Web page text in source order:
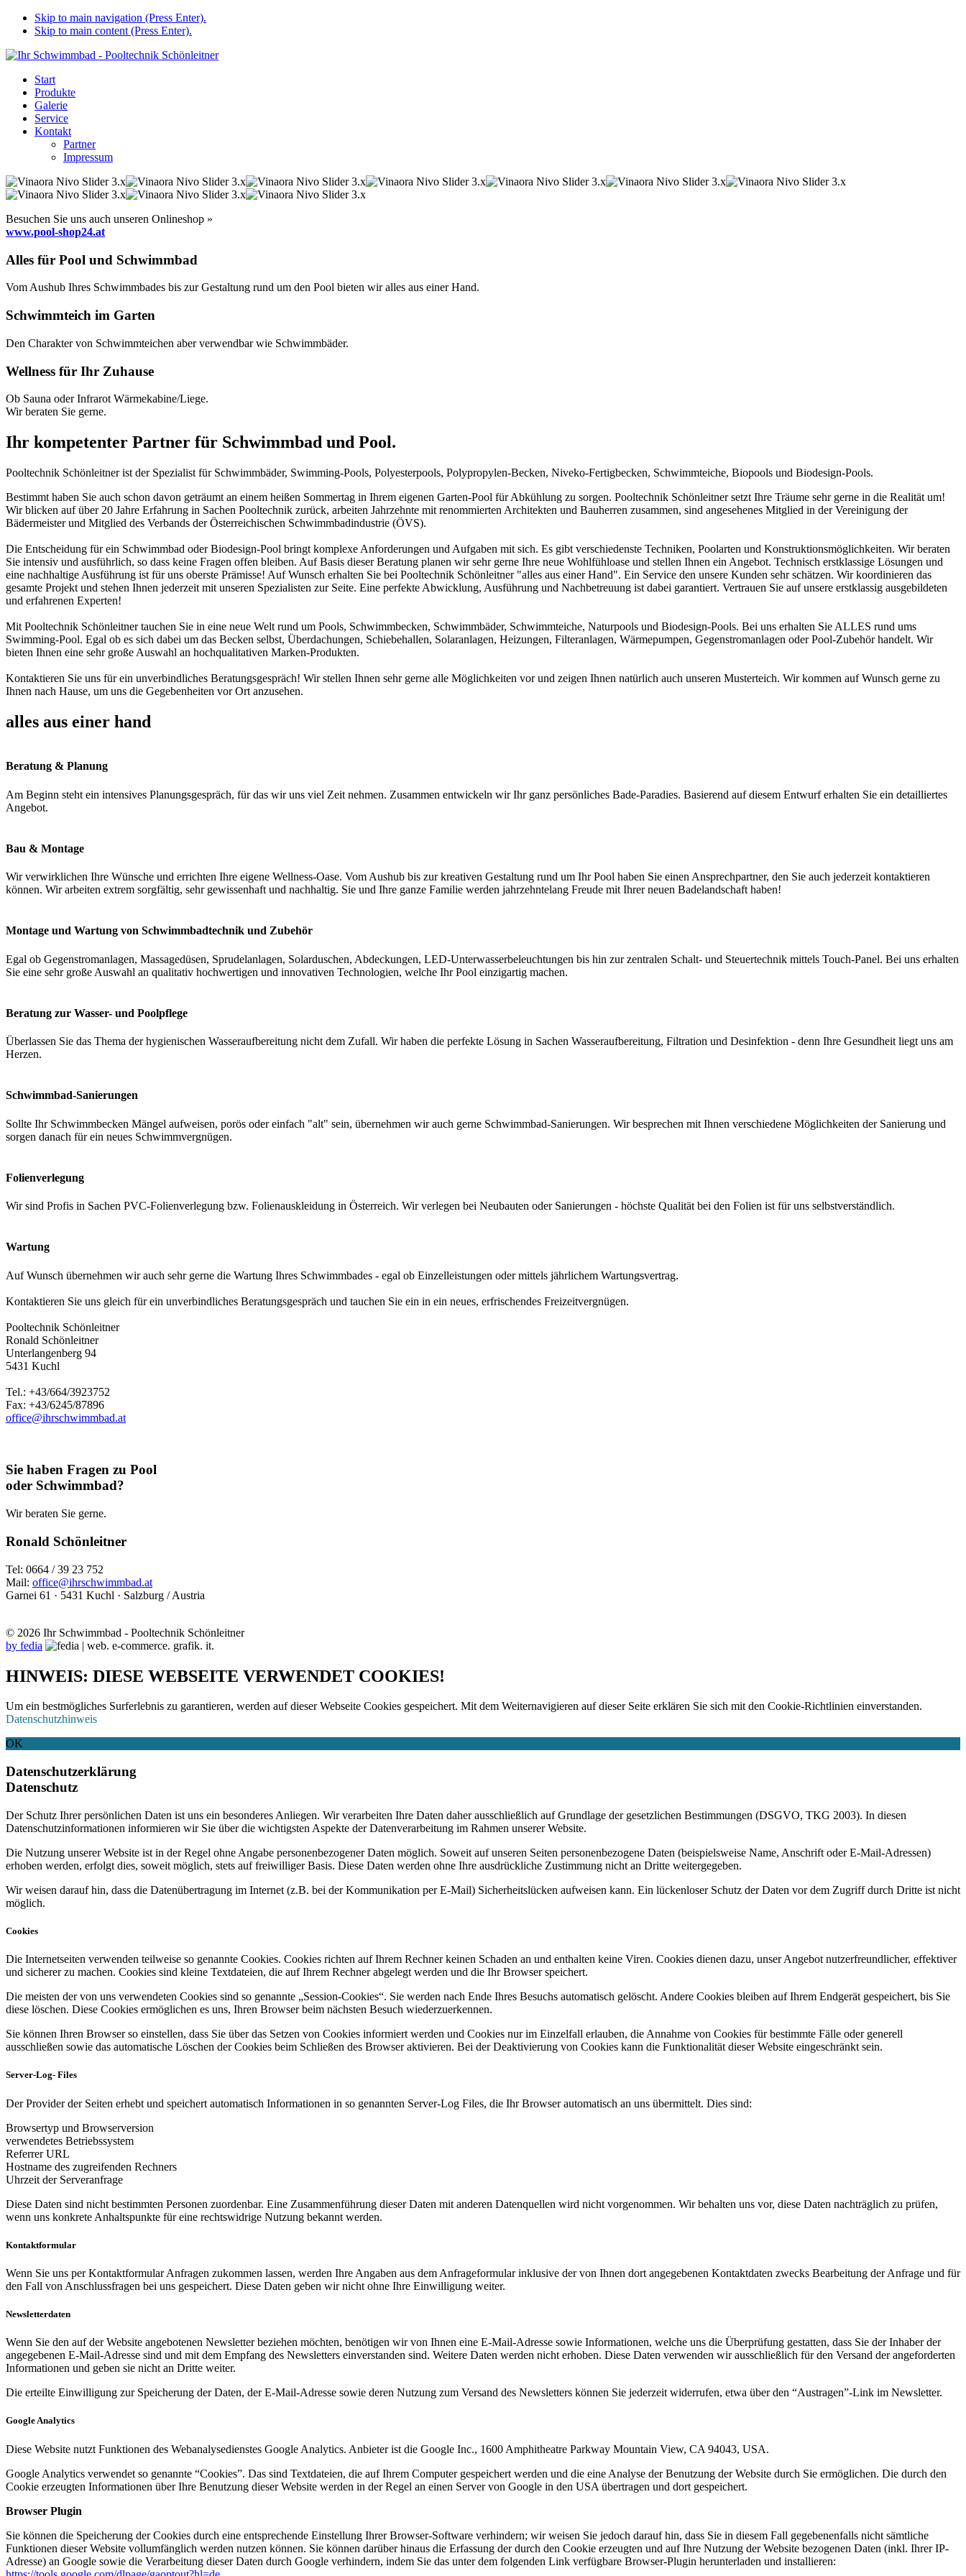
Skip to main navigation (Press Enter).
Skip to main content (Press Enter).
Start
Produkte
Galerie
Service
Kontakt
Partner
Impressum
Besuchen Sie uns auch unseren Onlineshop »
www.pool-shop24.at
Alles für Pool und Schwimmbad
Vom Aushub Ihres Schwimmbades bis zur Gestaltung rund um den Pool bieten wir alles aus einer Hand.
Schwimmteich im Garten
Den Charakter von Schwimmteichen aber verwendbar wie Schwimmbäder.
Wellness für Ihr Zuhause
Ob Sauna oder Infrarot Wärmekabine/Liege.
Wir beraten Sie gerne.
Ihr kompetenter Partner für Schwimmbad und Pool.
Pooltechnik Schönleitner ist der Spezialist für Schwimmbäder, Swimming-Pools, Polyesterpools, Polypropylen-Becken, Niveko-Fertigbecken, Schwimmteiche, Biopools und Biodesign-Pools.
Bestimmt haben Sie auch schon davon geträumt an einem heißen Sommertag in Ihrem eigenen Garten-Pool für Abkühlung zu sorgen. Pooltechnik Schönleitner setzt Ihre Träume sehr gerne in die Realität um!
Wir blicken auf über 20 Jahre Erfahrung in Sachen Pooltechnik zurück, arbeiten Jahrzehnte mit renommierten Architekten und Bauherren zusammen, sind angesehenes Mitglied in der Vereinigung der
Bädermeister und Mitglied des Verbands der Österreichischen Schwimmbadindustrie (ÖVS).
Die Entscheidung für ein Schwimmbad oder Biodesign-Pool bringt komplexe Anforderungen und Aufgaben mit sich. Es gibt verschiedenste Techniken, Poolarten und Konstruktionsmöglichkeiten. Wir beraten
Sie intensiv und ausführlich, so dass keine Fragen offen bleiben. Auf Basis dieser Beratung planen wir sehr gerne Ihre neue Wohlfühloase und stellen Ihnen ein Angebot. Technisch erstklassige Lösungen und
eine nachhaltige Ausführung ist für uns oberste Prämisse! Auf Wunsch erhalten Sie bei Pooltechnik Schönleitner "alles aus einer Hand". Ein Service den unsere Kunden sehr schätzen. Wir koordinieren das
gesamte Projekt und stehen Ihnen jederzeit mit unseren Spezialisten zur Seite. Eine perfekte Abwicklung, Ausführung und Nachbetreuung ist dabei garantiert. Vertrauen Sie auf unsere erstklassig ausgebildeten
und erfahrenen Experten!
Mit Pooltechnik Schönleitner tauchen Sie in eine neue Welt rund um Pools, Schwimmbecken, Schwimmbäder, Schwimmteiche, Naturpools und Biodesign-Pools. Bei uns erhalten Sie ALLES rund ums
Swimming-Pool. Egal ob es sich dabei um das Becken selbst, Überdachungen, Schiebehallen, Solaranlagen, Heizungen, Filteranlagen, Wärmepumpen, Gegenstromanlagen oder Pool-Zubehör handelt. Wir
bieten Ihnen eine sehr große Auswahl an hochqualitativen Marken-Produkten.
Kontaktieren Sie uns für ein unverbindliches Beratungsgespräch! Wir stellen Ihnen sehr gerne alle Möglichkeiten vor und zeigen Ihnen natürlich auch unseren Musterteich. Wir kommen auf Wunsch gerne zu
Ihnen nach Hause, um uns die Gegebenheiten vor Ort anzusehen.
alles aus einer hand
Beratung & Planung
Am Beginn steht ein intensives Planungsgespräch, für das wir uns viel Zeit nehmen. Zusammen entwickeln wir Ihr ganz persönliches Bade-Paradies. Basierend auf diesem Entwurf erhalten Sie ein detailliertes
Angebot.
Bau & Montage
Wir verwirklichen Ihre Wünsche und errichten Ihre eigene Wellness-Oase. Vom Aushub bis zur kreativen Gestaltung rund um Ihr Pool haben Sie einen Ansprechpartner, den Sie auch jederzeit kontaktieren
können. Wir arbeiten extrem sorgfältig, sehr gewissenhaft und nachhaltig. Sie und Ihre ganze Familie werden jahrzehntelang Freude mit Ihrer neuen Badelandschaft haben!
Montage und Wartung von Schwimmbadtechnik und Zubehör
Egal ob Gegenstromanlagen, Massagedüsen, Sprudelanlagen, Solarduschen, Abdeckungen, LED-Unterwasserbeleuchtungen bis hin zur zentralen Schalt- und Steuertechnik mittels Touch-Panel. Bei uns erhalten
Sie eine sehr große Auswahl an qualitativ hochwertigen und innovativen Technologien, welche Ihr Pool einzigartig machen.
Beratung zur Wasser- und Poolpflege
Überlassen Sie das Thema der hygienischen Wasseraufbereitung nicht dem Zufall. Wir haben die perfekte Lösung in Sachen Wasseraufbereitung, Filtration und Desinfektion - denn Ihre Gesundheit liegt uns am
Herzen.
Schwimmbad-Sanierungen
Sollte Ihr Schwimmbecken Mängel aufweisen, porös oder einfach "alt" sein, übernehmen wir auch gerne Schwimmbad-Sanierungen. Wir besprechen mit Ihnen verschiedene Möglichkeiten der Sanierung und
sorgen danach für ein neues Schwimmvergnügen.
Folienverlegung
Wir sind Profis in Sachen PVC-Folienverlegung bzw. Folienauskleidung in Österreich. Wir verlegen bei Neubauten oder Sanierungen - höchste Qualität bei den Folien ist für uns selbstverständlich.
Wartung
Auf Wunsch übernehmen wir auch sehr gerne die Wartung Ihres Schwimmbades - egal ob Einzelleistungen oder mittels jährlichem Wartungsvertrag.
Kontaktieren Sie uns gleich für ein unverbindliches Beratungsgespräch und tauchen Sie ein in ein neues, erfrischendes Freizeitvergnügen.
Pooltechnik Schönleitner
Ronald Schönleitner
Unterlangenberg 94
5431 Kuchl
Tel.: +43/664/3923752
Fax: +43/6245/87896
office@ihrschwimmbad.at
Sie haben Fragen zu Pool
oder Schwimmbad?
Wir beraten Sie gerne.
Ronald Schönleitner
Tel: 0664 / 39 23 752
Mail: office@ihrschwimmbad.at
Garnei 61 · 5431 Kuchl · Salzburg / Austria
© 2026 Ihr Schwimmbad - Pooltechnik Schönleitner
by fedia
HINWEIS: DIESE WEBSEITE VERWENDET COOKIES!
Um ein bestmögliches Surferlebnis zu garantieren, werden auf dieser Webseite Cookies gespeichert. Mit dem Weiternavigieren auf dieser Seite erklären Sie sich mit den Cookie-Richtlinien einverstanden.
Datenschutzhinweis
OK
Datenschutzerklärung
Datenschutz
Der Schutz Ihrer persönlichen Daten ist uns ein besonderes Anliegen. Wir verarbeiten Ihre Daten daher ausschließlich auf Grundlage der gesetzlichen Bestimmungen (DSGVO, TKG 2003). In diesen
Datenschutzinformationen informieren wir Sie über die wichtigsten Aspekte der Datenverarbeitung im Rahmen unserer Website.
Die Nutzung unserer Website ist in der Regel ohne Angabe personenbezogener Daten möglich. Soweit auf unseren Seiten personenbezogene Daten (beispielsweise Name, Anschrift oder E-Mail-Adressen)
erhoben werden, erfolgt dies, soweit möglich, stets auf freiwilliger Basis. Diese Daten werden ohne Ihre ausdrückliche Zustimmung nicht an Dritte weitergegeben.
Wir weisen darauf hin, dass die Datenübertragung im Internet (z.B. bei der Kommunikation per E-Mail) Sicherheitslücken aufweisen kann. Ein lückenloser Schutz der Daten vor dem Zugriff durch Dritte ist nicht
möglich.
Cookies
Die Internetseiten verwenden teilweise so genannte Cookies. Cookies richten auf Ihrem Rechner keinen Schaden an und enthalten keine Viren. Cookies dienen dazu, unser Angebot nutzerfreundlicher, effektiver
und sicherer zu machen. Cookies sind kleine Textdateien, die auf Ihrem Rechner abgelegt werden und die Ihr Browser speichert.
Die meisten der von uns verwendeten Cookies sind so genannte „Session-Cookies“. Sie werden nach Ende Ihres Besuchs automatisch gelöscht. Andere Cookies bleiben auf Ihrem Endgerät gespeichert, bis Sie
diese löschen. Diese Cookies ermöglichen es uns, Ihren Browser beim nächsten Besuch wiederzuerkennen.
Sie können Ihren Browser so einstellen, dass Sie über das Setzen von Cookies informiert werden und Cookies nur im Einzelfall erlauben, die Annahme von Cookies für bestimmte Fälle oder generell
ausschließen sowie das automatische Löschen der Cookies beim Schließen des Browser aktivieren. Bei der Deaktivierung von Cookies kann die Funktionalität dieser Website eingeschränkt sein.
Server-Log- Files
Der Provider der Seiten erhebt und speichert automatisch Informationen in so genannten Server-Log Files, die Ihr Browser automatisch an uns übermittelt. Dies sind:
Browsertyp und Browserversion
verwendetes Betriebssystem
Referrer URL
Hostname des zugreifenden Rechners
Uhrzeit der Serveranfrage
Diese Daten sind nicht bestimmten Personen zuordenbar. Eine Zusammenführung dieser Daten mit anderen Datenquellen wird nicht vorgenommen. Wir behalten uns vor, diese Daten nachträglich zu prüfen,
wenn uns konkrete Anhaltspunkte für eine rechtswidrige Nutzung bekannt werden.
Kontaktformular
Wenn Sie uns per Kontaktformular Anfragen zukommen lassen, werden Ihre Angaben aus dem Anfrageformular inklusive der von Ihnen dort angegebenen Kontaktdaten zwecks Bearbeitung der Anfrage und für
den Fall von Anschlussfragen bei uns gespeichert. Diese Daten geben wir nicht ohne Ihre Einwilligung weiter.
Newsletterdaten
Wenn Sie den auf der Website angebotenen Newsletter beziehen möchten, benötigen wir von Ihnen eine E-Mail-Adresse sowie Informationen, welche uns die Überprüfung gestatten, dass Sie der Inhaber der
angegebenen E-Mail-Adresse sind und mit dem Empfang des Newsletters einverstanden sind. Weitere Daten werden nicht erhoben. Diese Daten verwenden wir ausschließlich für den Versand der angeforderten
Informationen und geben sie nicht an Dritte weiter.
Die erteilte Einwilligung zur Speicherung der Daten, der E-Mail-Adresse sowie deren Nutzung zum Versand des Newsletters können Sie jederzeit widerrufen, etwa über den “Austragen”-Link im Newsletter.
Google Analytics
Diese Website nutzt Funktionen des Webanalysedienstes Google Analytics. Anbieter ist die Google Inc., 1600 Amphitheatre Parkway Mountain View, CA 94043, USA.
Google Analytics verwendet so genannte “Cookies”. Das sind Textdateien, die auf Ihrem Computer gespeichert werden und die eine Analyse der Benutzung der Website durch Sie ermöglichen. Die durch den
Cookie erzeugten Informationen über Ihre Benutzung dieser Website werden in der Regel an einen Server von Google in den USA übertragen und dort gespeichert.
Browser Plugin
Sie können die Speicherung der Cookies durch eine entsprechende Einstellung Ihrer Browser-Software verhindern; wir weisen Sie jedoch darauf hin, dass Sie in diesem Fall gegebenenfalls nicht sämtliche
Funktionen dieser Website vollumfänglich werden nutzen können. Sie können darüber hinaus die Erfassung der durch den Cookie erzeugten und auf Ihre Nutzung der Website bezogenen Daten (inkl. Ihrer IP-
Adresse) an Google sowie die Verarbeitung dieser Daten durch Google verhindern, indem Sie das unter dem folgenden Link verfügbare Browser-Plugin herunterladen und installieren: